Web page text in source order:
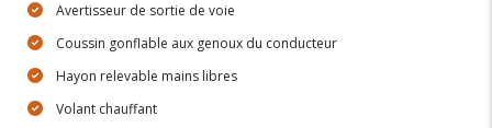
Avertisseur de sortie de voie
Coussin gonflable aux genoux du conducteur
Hayon relevable mains libres
Volant chauffant